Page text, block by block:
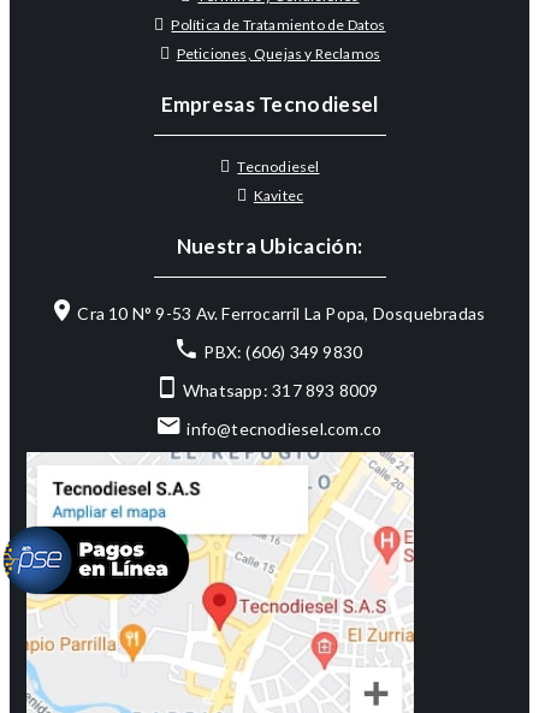
Política de Tratamiento de Datos
Peticiones, Quejas y Reclamos
Empresas Tecnodiesel
Tecnodiesel
Kavitec
Nuestra Ubicación:
Cra 10 N° 9-53 Av. Ferrocarril La Popa, Dosquebradas
PBX: (606) 349 9830
Whatsapp: 317 893 8009
info@tecnodiesel.com.co